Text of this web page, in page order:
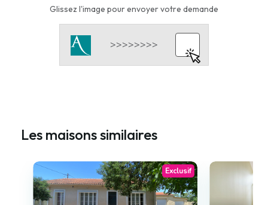
Glissez l'image pour envoyer votre demande
Les maisons similaires
Exclusif